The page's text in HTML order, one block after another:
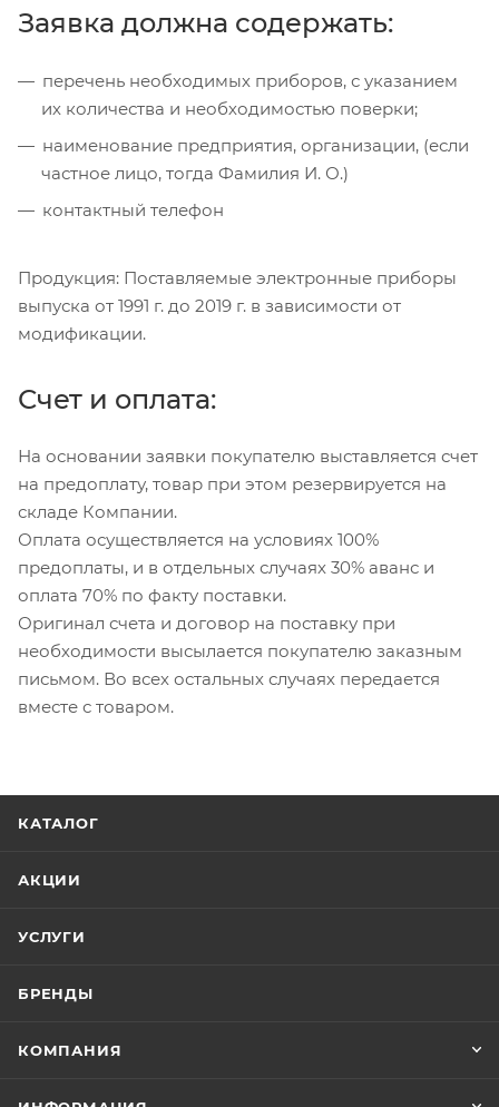
Заявка должна содержать:
перечень необходимых приборов, с указанием
их количества и необходимостью поверки;
наименование предприятия, организации, (если
частное лицо, тогда Фамилия И. О.)
контактный телефон
Продукция: Поставляемые электронные приборы
выпуска от 1991 г. до 2019 г. в зависимости от
модификации.
Счет и оплата:
На основании заявки покупателю выставляется счет
на предоплату, товар при этом резервируется на
складе Компании.
Оплата осуществляется на условиях 100%
предоплаты, и в отдельных случаях 30% аванс и
оплата 70% по факту поставки.
Оригинал счета и договор на поставку при
необходимости высылается покупателю заказным
письмом. Во всех остальных случаях передается
вместе с товаром.
КАТАЛОГ
АКЦИИ
УСЛУГИ
БРЕНДЫ
КОМПАНИЯ